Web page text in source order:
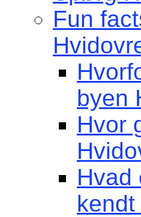
Fun
byen
Hvor
Hvad
kendt